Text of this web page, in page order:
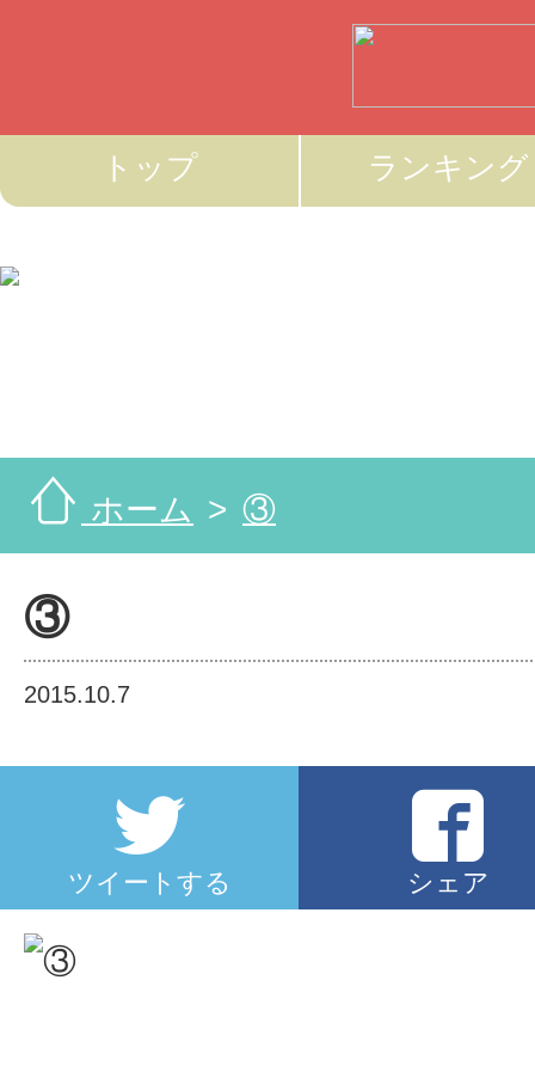
トップ ランキング
ホーム ③
③
2015.10.7
ツイートする シェア